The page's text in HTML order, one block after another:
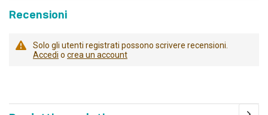
Recensioni
Solo gli utenti registrati possono scrivere recensioni.
Accedi o crea un account